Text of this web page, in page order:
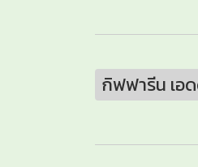
กิฟฟารีน เอ